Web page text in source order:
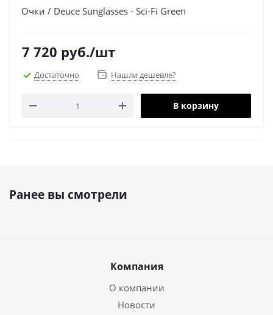
Очки / Deuce Sunglasses - Sci-Fi Green
7 720 руб./шт
Достаточно Нашли дешевле?
В корзину
Ранее вы смотрели
Компания
О компании
Новости